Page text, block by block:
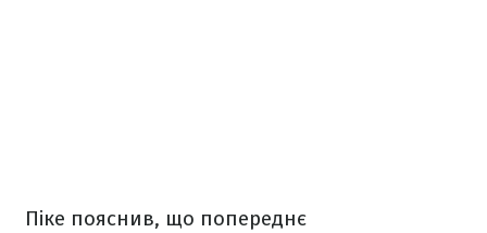
Піке пояснив, що попереднє